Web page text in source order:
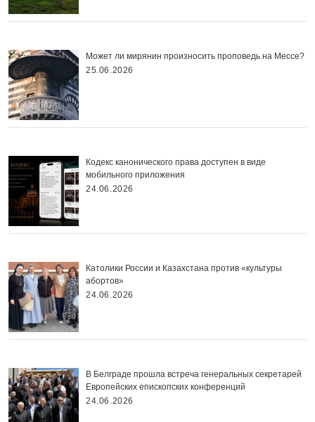
Может ли мирянин произносить проповедь на Мессе?
25.06.2026
Кодекс канонического права доступен в виде
мобильного приложения
24.06.2026
Католики России и Казахстана против «культуры
абортов»
24.06.2026
В Белграде прошла встреча генеральных секретарей
Европейских епископских конференций
24.06.2026